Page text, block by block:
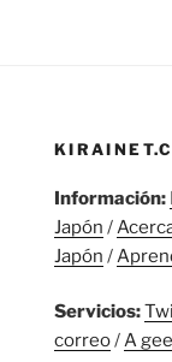
Información:
Japón /
Japón /
Servicios:
correo/A